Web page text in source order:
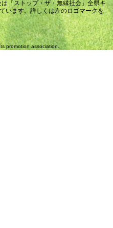
「ストップ・ザ・無縁社会」全県キ
います。詳しくは左のロゴマークを
promotion association.